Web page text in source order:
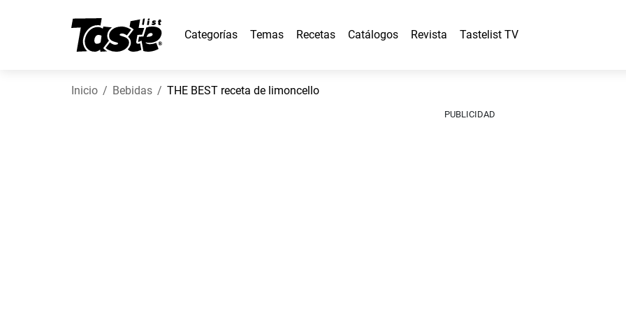
Categorías Temas Recetas Catálogos Revista Tastelist TV
Inicio Bebidas THE BEST receta de limoncello
PUBLICIDAD